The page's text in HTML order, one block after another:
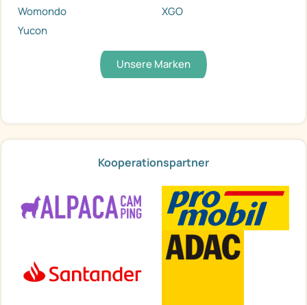
Womondo
XGO
Yucon
Unsere Marken
Kooperationspartner